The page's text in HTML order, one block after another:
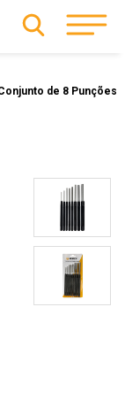
de 8 Punções